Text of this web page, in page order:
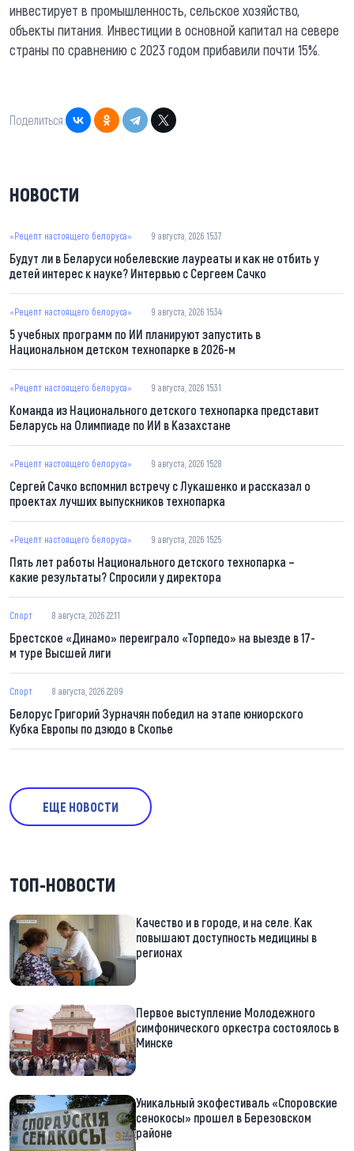
инвестирует в промышленность, сельское хозяйство,
объекты питания. Инвестиции в основной капитал на севере
страны по сравнению с 2023 годом прибавили почти 15%.
Поделиться:
НОВОСТИ
«Рецепт настоящего белоруса» 9 августа, 2026 15:37
Будут ли в Беларуси нобелевские лауреаты и как не отбить у
детей интерес к науке? Интервью с Сергеем Сачко
«Рецепт настоящего белоруса» 9 августа, 2026 15:34
5 учебных программ по ИИ планируют запустить в
Национальном детском технопарке в 2026-м
«Рецепт настоящего белоруса» 9 августа, 2026 15:31
Команда из Национального детского технопарка представит
Беларусь на Олимпиаде по ИИ в Казахстане
«Рецепт настоящего белоруса» 9 августа, 2026 15:28
Сергей Сачко вспомнил встречу с Лукашенко и рассказал о
проектах лучших выпускников технопарка
«Рецепт настоящего белоруса» 9 августа, 2026 15:25
Пять лет работы Национального детского технопарка –
какие результаты? Спросили у директора
Спорт 8 августа, 2026 22:11
Брестское «Динамо» переиграло «Торпедо» на выезде в 17-
м туре Высшей лиги
Спорт 8 августа, 2026 22:09
Белорус Григорий Зурначян победил на этапе юниорского
Кубка Европы по дзюдо в Скопье
ЕЩЕ НОВОСТИ
ТОП-НОВОСТИ
Качество и в городе, и на селе. Как
повышают доступность медицины в
регионах
Первое выступление Молодежного
симфонического оркестра состоялось в
Минске
Уникальный экофестиваль «Споровские
сенокосы» прошел в Березовском
районе